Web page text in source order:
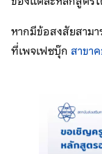
หากมีข้อสงสัยสาม
ที่เพจเฟซบุ๊ก สาขา